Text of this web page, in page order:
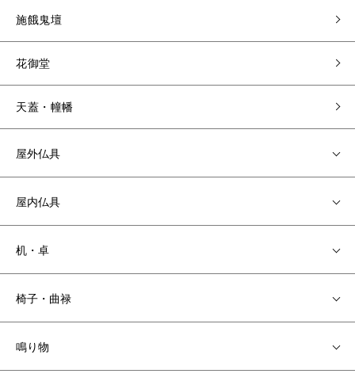
施餓鬼壇
花御堂
天蓋・幢幡
屋外仏具
屋内仏具
机・卓
椅子・曲禄
鳴り物